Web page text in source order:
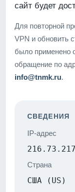
сайт будет
Для повторной
VPN и обновить
было применено
обращение по
info@tnmk.ru.
СВЕДЕНИЯ
IP-адрес
Страна
США (US)